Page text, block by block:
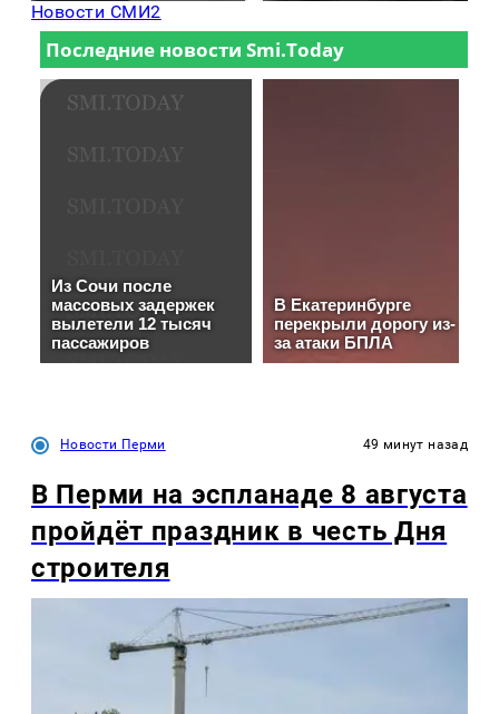
Новости СМИ2
Новости Перми 49 минут назад
В Перми на эспланаде 8 августа
пройдёт праздник в честь Дня
строителя